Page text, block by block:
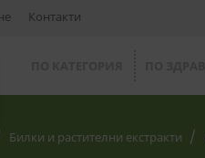
Контакти
Билки и растителни екстракти